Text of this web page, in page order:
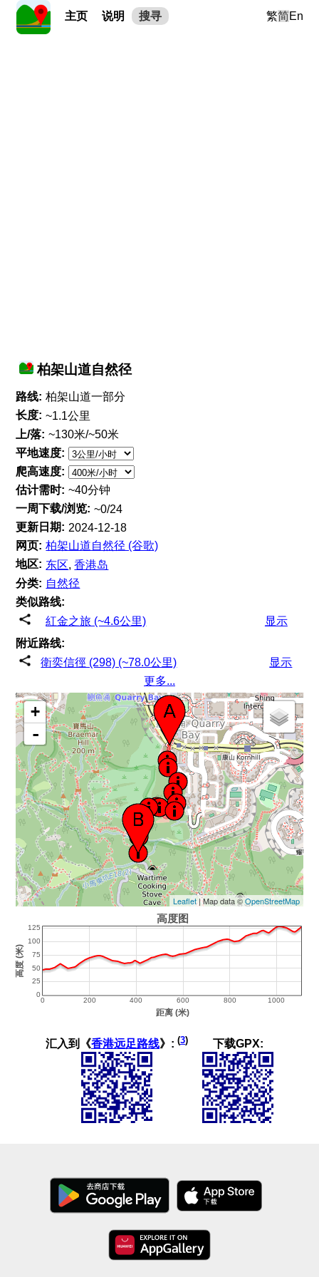
主页 说明 搜寻 繁简En
柏架山道自然径
路线: 柏架山道一部分
长度: ~1.1公里
上/落: ~130米/~50米
平地速度:
爬高速度:
估计需时: ~40分钟
一周下载/浏览: ~0/24
更新日期: 2024-12-18
网页: 柏架山道自然径 (谷歌)
地区: 东区,香港岛
分类: 自然径
类似路线:
紅金之旅 (~4.6公里)
显示
附近路线:
衛奕信徑 (298) (~78.0公里)
显示
更多...
+
-
Leaflet| Map data ©OpenStreetMap
汇入到《香港远足路线》: (3) 下载GPX: